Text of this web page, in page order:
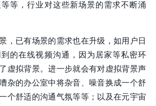
等，行业对这些新场景的需求不断涌
，已有场景的需求也在升级，如用户日
的在线视频沟通，因为居家等私密环
虚拟背景。进一步就会有对虚拟背景声
杂的办公室中将杂音、噪音换成一个舒
个舒适的沟通气氛等等；以及在元宇宙